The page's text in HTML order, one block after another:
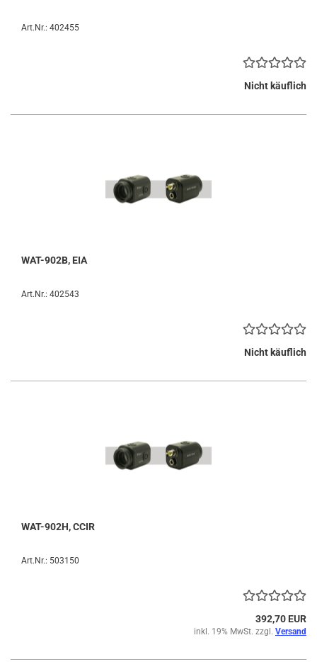
Art.Nr.: 402455
Nicht käuflich
WAT-902B, EIA
Art.Nr.: 402543
Nicht käuflich
WAT-902H, CCIR
Art.Nr.: 503150
392,70 EUR
inkl. 19% MwSt. zzgl. Versand